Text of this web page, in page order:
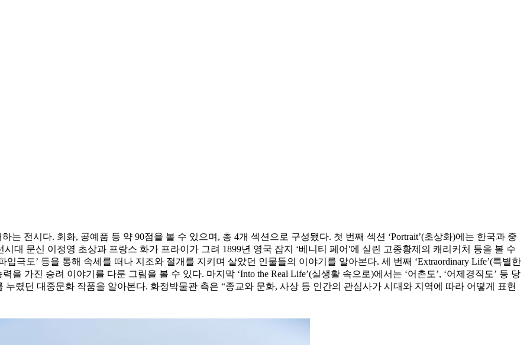
전시다. 회화, 공예품 등 약 90점을 볼 수 있으며, 총 4개 섹션으로 구성됐다. 첫 번째 섹션 ‘Portrait’(초상화)에는 한국과 중
대 문신 이정영 초상과 프랑스 화가 프라이가 그려 1899년 영국 잡지 ‘베니티 페어'에 실린 고종황제의 캐리커처 등을 볼 수
입극도’ 등을 통해 속세를 떠나 지조와 절개를 지키며 살았던 인물들의 이야기를 알아본다. 세 번째 ‘Extraordinary Life’(특별한
을 가진 승려 이야기를 다룬 그림을 볼 수 있다. 마지막 ‘Into the Real Life’(실생활 속으로)에서는 ‘어촌도’, ‘어제경직도’ 등 당
렸던 대중문화 작품을 알아본다. 화정박물관 측은 “종교와 문화, 사상 등 인간의 관심사가 시대와 지역에 따라 어떻게 표현